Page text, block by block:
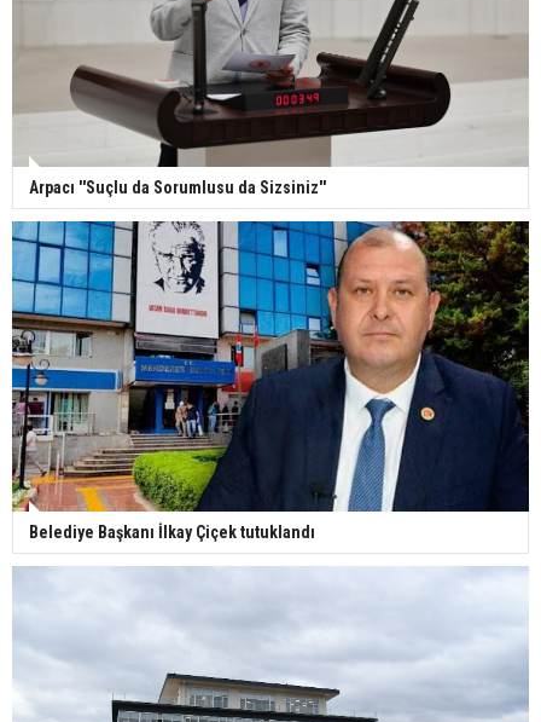
Arpacı ''Suçlu da Sorumlusu da Sizsiniz''
Belediye Başkanı İlkay Çiçek tutuklandı